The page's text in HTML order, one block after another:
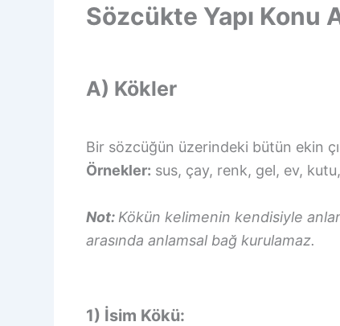
Sözcükte Yapı Konu
A) Kökler
Bir sözcüğün üzerindeki bütün ekin
Örnekler: sus, çay, renk, gel, ev,
Not: Kökün kelimenin kendisiyle
arasında anlamsal bağ kurulamaz.
1) İsim Kökü: